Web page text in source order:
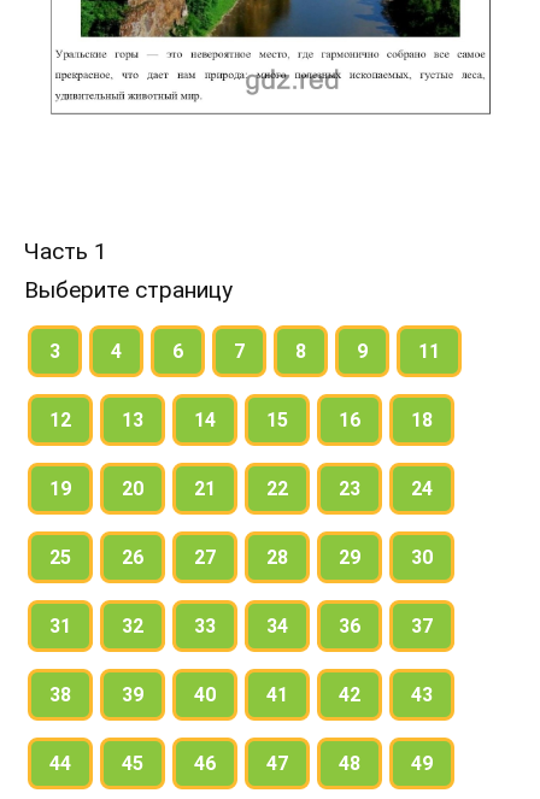
Часть 1
Выберите страницу
3 4 6 7 8 9 11
12 13 14 15 16 18
19 20 21 22 23 24
25 26 27 28 29 30
31 32 33 34 36 37
38 39 40 41 42 43
44 45 46 47 48 49